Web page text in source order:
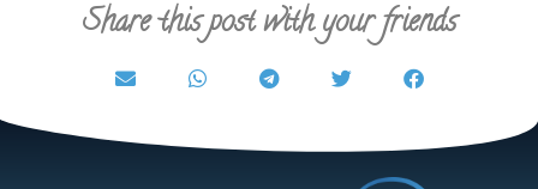
Share this post with your friends